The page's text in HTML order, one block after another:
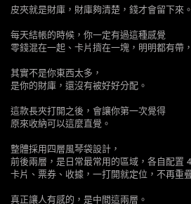
皮夾就是財庫，財庫夠清楚，錢才會留下來。
每天結帳的時候，你一定有過這種感覺
零錢混在一起、卡片擠在一塊，明明都有帶
其實不是你東西太多，
是你的財庫，還沒有被好好分配。
這款長夾打開之後，會讓你第一次覺得
原來收納可以這麼直覺。
整體採用四層風琴袋設計，
前後兩層，是日常最常用的區域，各自配置
卡片、票券、收據，一打開就定位，不再重
真正讓人有感的，是中間這兩層。